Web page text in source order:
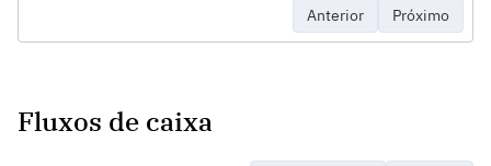
Anterior Próximo
Fluxos de caixa